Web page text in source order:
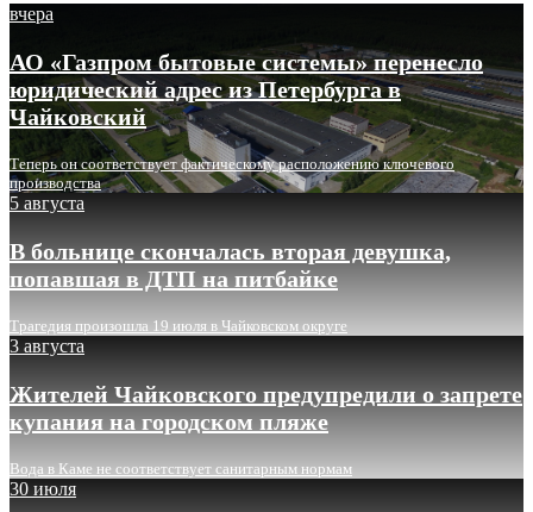
вчера
АО «Газпром бытовые системы» перенесло
юридический адрес из Петербурга в
Чайковский
Теперь он соответствует фактическому расположению ключевого
производства
5 августа
В больнице скончалась вторая девушка,
попавшая в ДТП на питбайке
Трагедия произошла 19 июля в Чайковском округе
3 августа
Жителей Чайковского предупредили о запрете
купания на городском пляже
Вода в Каме не соответствует санитарным нормам
30 июля